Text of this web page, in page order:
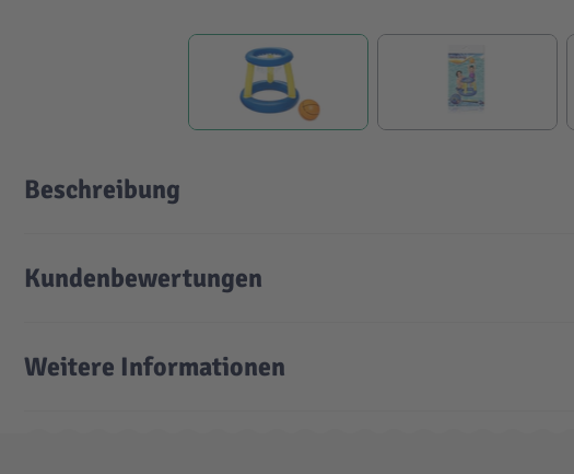
Beschreibung
Kundenbewertungen
Weitere Informationen